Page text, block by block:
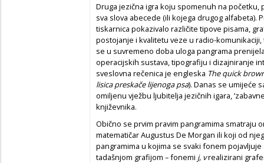
Druga jezična igra koju spomenuh na početku,
sva slova abecede (ili kojega drugog alfabeta).
tiskarnica pokazivalo različite tipove pisama,
postojanje i kvalitetu veze u radio-
se u suvremeno doba uloga pangrama
operacijskih sustava, tipografiju i dizajniranje
sveslovna rečenica je engleska The quick
lisica preskače lijenoga psa). Danas se umijeće
omiljenu vježbu ljubitelja jezičnih igara,
književnika.
Obično se prvim pravim pangramima smatraju
matematičar Augustus De Morgan ili koji od
pangramima u kojima se svaki fonem
tadašnjom grafijom – fonemi j, vrealizirani